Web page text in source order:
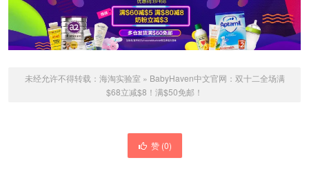
未经允许不得转载： 海淘实验室 » BabyHaven中文官网：双十二全场满
$68立减$8！满$50免邮！
赞 (0)